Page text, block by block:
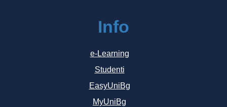
Info
e-Learning
Studenti
EasyUniBg
MyUniBg